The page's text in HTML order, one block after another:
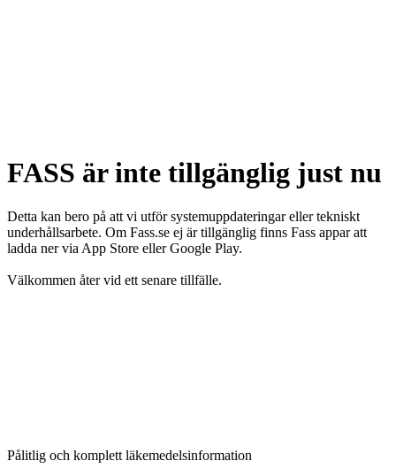
FASS är inte tillgänglig just nu
Detta kan bero på att vi utför systemuppdateringar eller tekniskt
underhållsarbete. Om Fass.se ej är tillgänglig finns Fass appar att
ladda ner via App Store eller Google Play.
Välkommen åter vid ett senare tillfälle.
Pålitlig och komplett läkemedelsinformation